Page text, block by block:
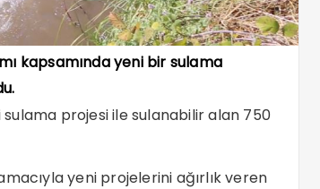
kapsamında yeni bir sulama
sulama projesi ile sulanabilir alan 750
yeni projelerini ağırlık veren